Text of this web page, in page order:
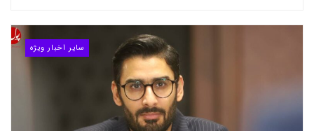
سایر اخبار ویژه